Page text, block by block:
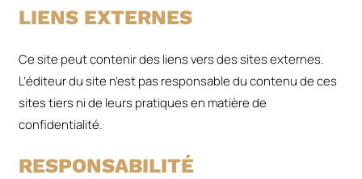
LIENS EXTERNES
Ce site peut contenir des liens vers des sites externes.
L’éditeur du site n’est pas responsable du contenu de ces
sites tiers ni de leurs pratiques en matière de
confidentialité.
RESPONSABILITÉ